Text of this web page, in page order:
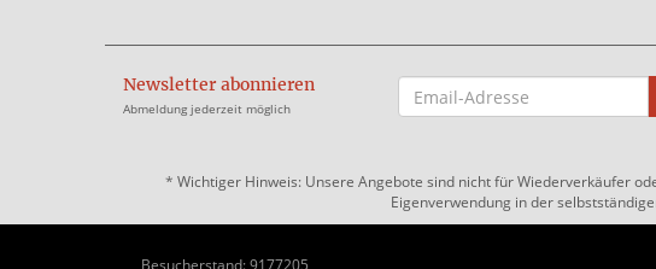
Newsletter abonnieren
Abmeldung jederzeit möglich
EMAIL-
ADRESSE
* Wichtiger Hinweis: Unsere Angebote sind nicht für Wiederverkäufer
Eigenverwendung in der
Besucherstand: 9177205